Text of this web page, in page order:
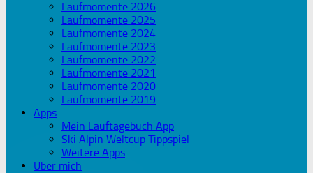
Laufmomente 2026
Laufmomente 2025
Laufmomente 2024
Laufmomente 2023
Laufmomente 2022
Laufmomente 2021
Laufmomente 2020
Laufmomente 2019
Apps
Mein Lauftagebuch App
Ski Alpin Weltcup Tippspiel
Weitere Apps
Über mich